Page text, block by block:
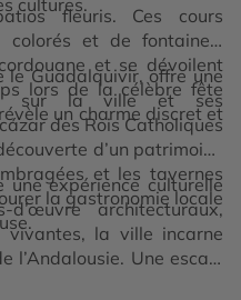
fleuris. Ces cours
colorés et de fontaines,
et se dévoilent
lors de la célèbre fête
un charme discret et
le Guadalquivir, offre une
sur la ville et ses
des Rois Catholiques
d’un patrimoine
et les tavernes
la gastronomie locale
une expérience culturelle
architecturaux,
la ville incarne
l’Andalousie. Une escale
raconte l’histoire